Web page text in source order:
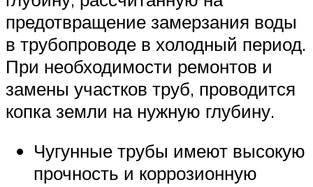
предотвращение замерзания воды
в трубопроводе в холодный период.
При необходимости ремонтов и
замены участков труб, проводится
копка земли на нужную глубину.
Чугунные трубы имеют высокую
прочность и коррозионную